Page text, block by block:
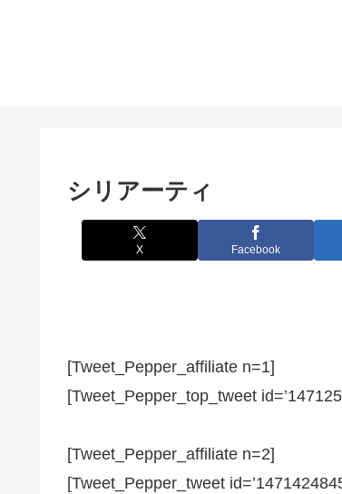
シリアーティ
X Facebook
[Tweet_Pepper_affiliate n=1]
[Tweet_Pepper_top_tweet
[Tweet_Pepper_affiliate n=2]
[Tweet_Pepper_tweet